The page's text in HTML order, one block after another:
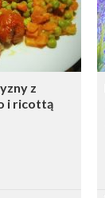
z
i ricottą